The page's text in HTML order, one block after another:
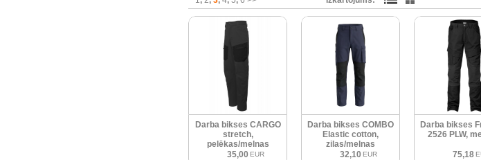
Darba bikses CARGO
stretch,
pelēkas/melnas
35,00 EUR
Darba bikses COMBO
Elastic cotton,
zilas/melnas
32,10 EUR
Darba bikses
2526 PLW,
75,18